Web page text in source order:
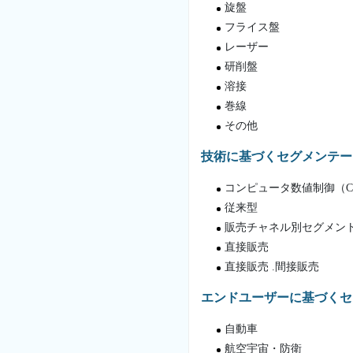
旋盤
フライス盤
レーザー
研削盤
溶接
巻線
その他
技術に基づくセグメンテ
コンピュータ数値制御（
従来型
販売チャネル別セグメン
直接販売
直接販売 .間接販売
エンドユーザーに基づく
自動車
航空宇宙・防衛